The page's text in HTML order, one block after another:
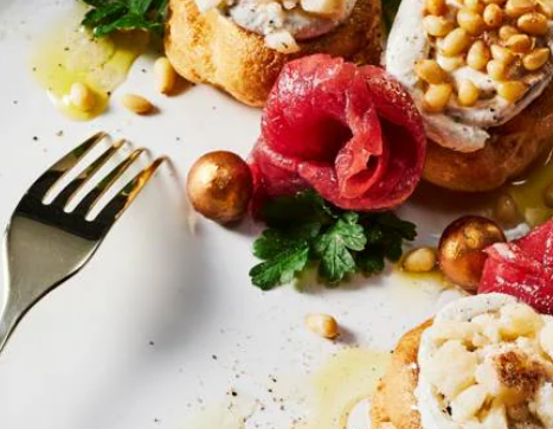
Kies producten
Wat vond je van dit recept?